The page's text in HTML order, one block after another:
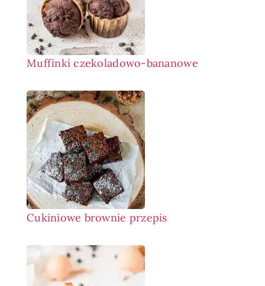
Muffinki czekoladowo-bananowe
Cukiniowe brownie przepis